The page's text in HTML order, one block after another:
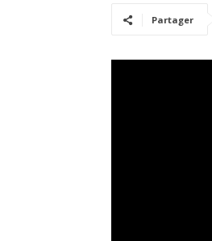
Partager